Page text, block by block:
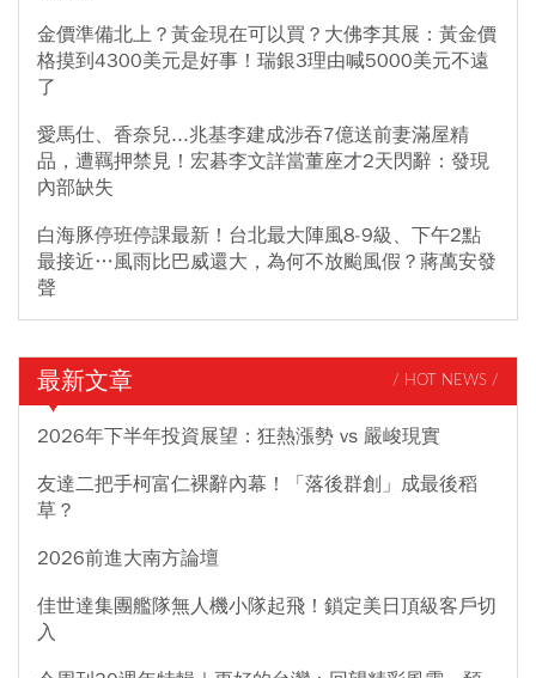
金價準備北上？黃金現在可以買？大佛李其展：黃金價
格摸到4300美元是好事！瑞銀3理由喊5000美元不遠
了
愛馬仕、香奈兒...兆基李建成涉吞7億送前妻滿屋精
品，遭羈押禁見！宏碁李文詳當董座才2天閃辭：發現
內部缺失
白海豚停班停課最新！台北最大陣風8-9級、下午2點
最接近…風雨比巴威還大，為何不放颱風假？蔣萬安發
聲
最新文章 / HOT NEWS /
2026年下半年投資展望：狂熱漲勢 vs 嚴峻現實
友達二把手柯富仁裸辭內幕！「落後群創」成最後稻
草？
2026前進大南方論壇
佳世達集團艦隊無人機小隊起飛！鎖定美日頂級客戶切
入